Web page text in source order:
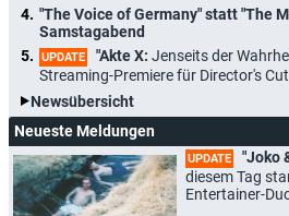
"The Voice of Germany" statt "The
Samstagabend
UPDATE "Akte X: Jenseits der
Streaming-Premiere für Director's Cut
Newsübersicht
Neueste Meldungen
UPDATE "Joko
diesem Tag
Entertainer-